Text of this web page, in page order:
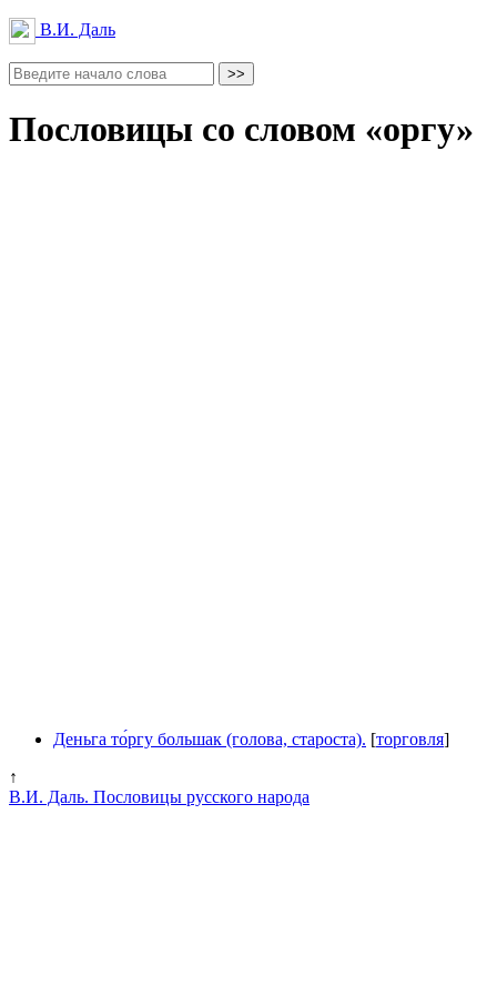
В.И. Даль
Пословицы со словом «оргу»
Деньга то́ргу большак (голова, староста). [торговля]
↑
В.И. Даль. Пословицы русского народа